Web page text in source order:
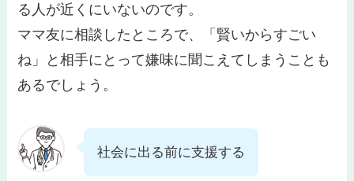
る人が近くにいないのです。
ママ友に相談したところで、「賢いからすごい
ね」と相手にとって嫌味に聞こえてしまうことも
あるでしょう。
社会に出る前に支援する